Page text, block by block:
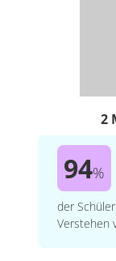
2
94%
der
Verstehen